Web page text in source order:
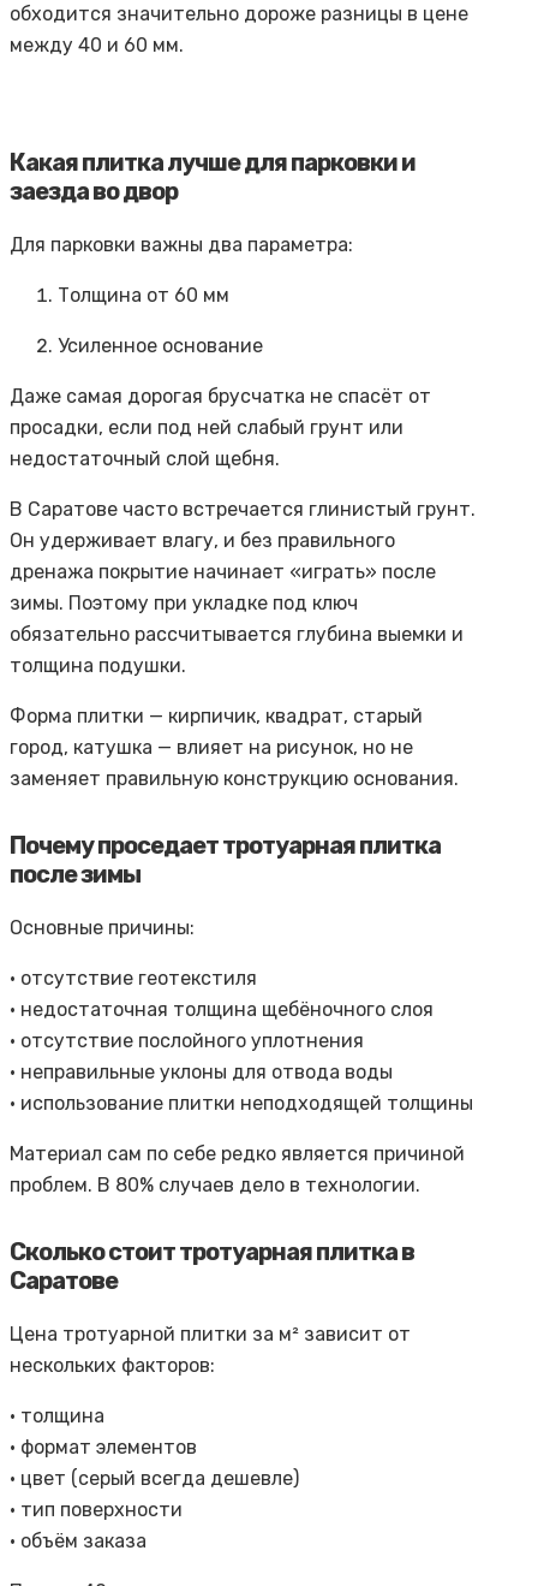
обходится значительно дороже разницы в цене
между 40 и 60 мм.
Какая плитка лучше для парковки и
заезда во двор
Для парковки важны два параметра:
Толщина от 60 мм
Усиленное основание
Даже самая дорогая брусчатка не спасёт от
просадки, если под ней слабый грунт или
недостаточный слой щебня.
В Саратове часто встречается глинистый грунт.
Он удерживает влагу, и без правильного
дренажа покрытие начинает «играть» после
зимы. Поэтому при укладке под ключ
обязательно рассчитывается глубина выемки и
толщина подушки.
Форма плитки — кирпичик, квадрат, старый
город, катушка — влияет на рисунок, но не
заменяет правильную конструкцию основания.
Почему проседает тротуарная плитка
после зимы
Основные причины:
• отсутствие геотекстиля
• недостаточная толщина щебёночного слоя
• отсутствие послойного уплотнения
• неправильные уклоны для отвода воды
• использование плитки неподходящей толщины
Материал сам по себе редко является причиной
проблем. В 80% случаев дело в технологии.
Сколько стоит тротуарная плитка в
Саратове
Цена тротуарной плитки за м² зависит от
нескольких факторов:
• толщина
• формат элементов
• цвет (серый всегда дешевле)
• тип поверхности
• объём заказа